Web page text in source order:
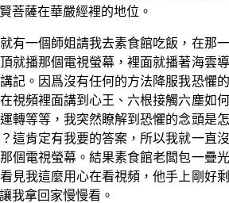
菩薩在華嚴經裡的地位。
有一個師姐請我去素食館吃飯，在那一
就播那個電視螢幕，裡面就播著海雲導
記。因爲沒有任何的方法降服我恐懼的
視頻裡面講到心王、六根接觸六塵如何
轉等等，我突然瞭解到恐懼的念頭是怎
這肯定有我要的答案，所以我就一直沒
個電視螢幕。結果素食館老闆包一疊光
見我這麼用心在看視頻，他手上剛好剩
我拿回家慢慢看。